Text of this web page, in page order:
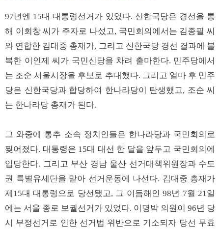
97년엔 15대 대통령선거가 있었다. 신한국당은 경선을 통
해 이회창 씨가 주자로 나섰고, 국민회의에서는 김종필 씨
와 연합한 김대중 총재가, 그리고 신한국당 경선 결과에 불
복한 이인제 씨가 국민신당을 차려 출마한다. 민주당에서
는 조순 서울시장을 후보로 추대했다. 그리고 얼마 후 민주
당은 신한국당과 합당하여 한나라당이 탄생했고, 조순 씨
는 한나라당 총재가 된다.
그 와중에 통추 소속 정치인들은 한나라당과 국민회의로
찢어졌다. 대통령은 15대 대선 한 달을 앞두고 국민회의에
입당한다. 그리고 부산 경남 울산 선거대책위원장과 수도
권 특별유세단을 맡아 선거운동에 나선다. 김대중 총재가
제15대 대통령으로 당선됐고, 그 이듬해인 98년 7월 21일
에는 서울 종로 보궐선거가 있었다. 이명박 의원이 96년 당
시 부정선거로 인한 선거법 위반으로 기소되자 당선 무효